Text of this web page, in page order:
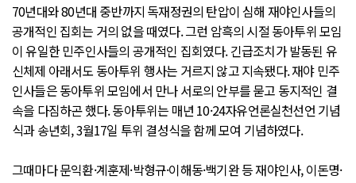
70년대와 80년대 중반까지 독재정권의 탄압이 심해 재야인사들의
공개적인 집회는 거의 없을 때였다. 그런 암흑의 시절 동아투위 모임
이 유일한 민주인사들의 공개적인 집회였다. 긴급조치가 발동된 유
신체제 아래서도 동아투위 행사는 거르지 않고 지속됐다. 재야 민주
인사들은 동아투위 모임에서 만나 서로의 안부를 묻고 동지적인 결
속을 다짐하곤 했다. 동아투위는 매년 10·24자유언론실천선언 기념
식과 송년회, 3월17일 투위 결성식을 함께 모여 기념하였다.
그때마다 문익환·계훈제·박형규·이해동·백기완 등 재야인사, 이돈명·